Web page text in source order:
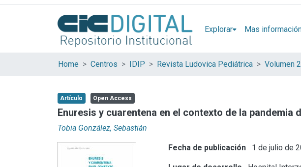
Explorar Mas
Home Centros IDIP Revista Ludovica Pediátrica
Artículo Open Access
Enuresis y cuarentena en el contexto de la pandemia
Tobia González, Sebastián
Fecha de publicación 1 de julio de